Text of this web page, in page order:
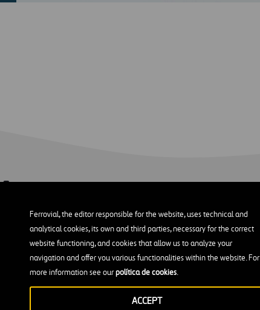
Ferrovial, the editor responsible for the website, uses technical and
analytical cookies, its own and third parties, necessary for the correct
website functioning, and cookies that allow us to analyze your
navigation and offer you various functionalities within the website. For
more information see ourpolítica de cookies.
ACCEPT
programar domótica:
ingenierías